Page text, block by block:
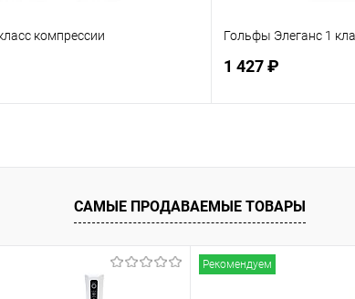
компрессии Гольфы Элеганс 1
1 427 ₽
САМЫЕ ПРОДАВАЕМЫЕ ТОВАРЫ
Рекомендуем